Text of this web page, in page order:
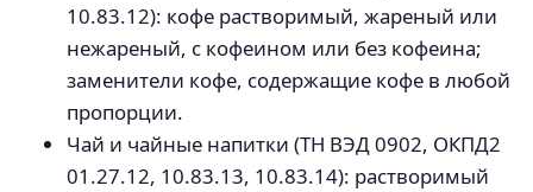
10.83.12): кофе растворимый, жареный или
нежареный, с кофеином или без кофеина;
заменители кофе, содержащие кофе в любой
пропорции.
Чай и чайные напитки (ТН ВЭД 0902, ОКПД2
01.27.12, 10.83.13, 10.83.14): растворимый